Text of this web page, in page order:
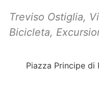
Treviso Ostiglia,
Bicicleta,
Piazza Principe di